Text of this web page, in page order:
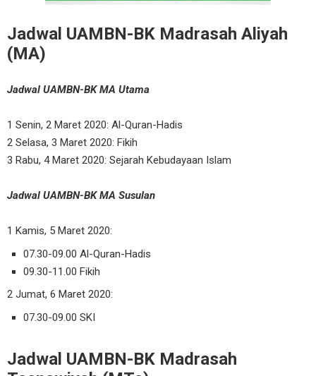
Jadwal UAMBN-BK Madrasah Aliyah
(MA)
Jadwal UAMBN-BK MA Utama
1 Senin, 2 Maret 2020: Al-Quran-Hadis
2 Selasa, 3 Maret 2020: Fikih
3 Rabu, 4 Maret 2020: Sejarah Kebudayaan Islam
Jadwal UAMBN-BK MA Susulan
1 Kamis, 5 Maret 2020:
07.30-09.00 Al-Quran-Hadis
09.30-11.00 Fikih
2 Jumat, 6 Maret 2020:
07.30-09.00 SKI
Jadwal UAMBN-BK Madrasah